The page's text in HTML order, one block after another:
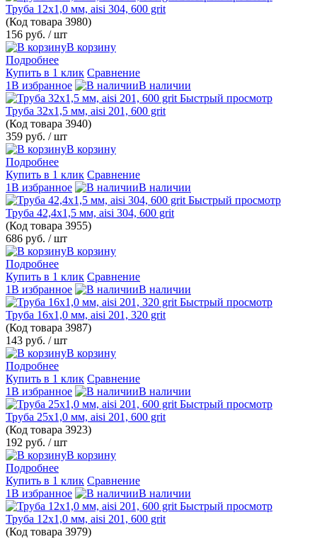
Труба 12х1,0 мм, aisi 304, 600 grit
(Код товара 3980)
156 руб. / шт
В корзину
Подробнее
Купить в 1 клик Сравнение
1В избранное
В наличии
Быстрый просмотр
Труба 32х1,5 мм, aisi 201, 600 grit
(Код товара 3940)
359 руб. / шт
В корзину
Подробнее
Купить в 1 клик Сравнение
1В избранное
В наличии
Быстрый просмотр
Труба 42,4х1,5 мм, aisi 304, 600 grit
(Код товара 3955)
686 руб. / шт
В корзину
Подробнее
Купить в 1 клик Сравнение
1В избранное
В наличии
Быстрый просмотр
Труба 16х1,0 мм, aisi 201, 320 grit
(Код товара 3987)
143 руб. / шт
В корзину
Подробнее
Купить в 1 клик Сравнение
1В избранное
В наличии
Быстрый просмотр
Труба 25х1,0 мм, aisi 201, 600 grit
(Код товара 3923)
192 руб. / шт
В корзину
Подробнее
Купить в 1 клик Сравнение
1В избранное
В наличии
Быстрый просмотр
Труба 12х1,0 мм, aisi 201, 600 grit
(Код товара 3979)